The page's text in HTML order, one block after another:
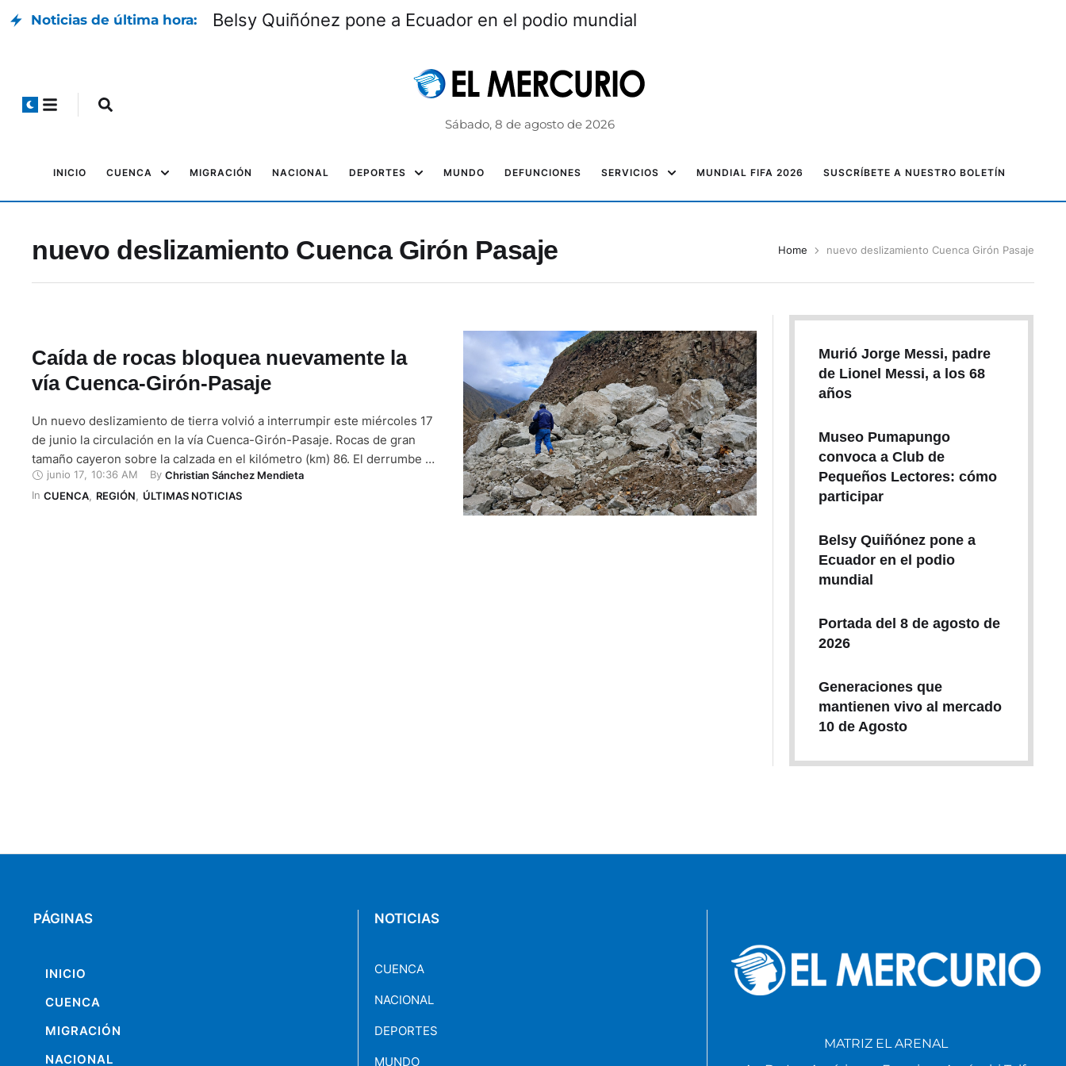
Noticias de última hora: Belsy Quiñónez pone a Ecuador en el podio mundial
Sábado, 8 de agosto de 2026
INICIO CUENCA MIGRACIÓN NACIONAL DEPORTES MUNDO DEFUNCIONES SERVICIOS MUNDIAL FIFA 2026 SUSCRÍBETE A NUESTRO BOLETÍN
nuevo deslizamiento Cuenca Girón Pasaje Home nuevo deslizamiento Cuenca Girón Pasaje
Caída de rocas bloquea nuevamente la
vía Cuenca-Girón-Pasaje
Un nuevo deslizamiento de tierra volvió a interrumpir este miércoles 17
de junio la circulación en la vía Cuenca-Girón-Pasaje. Rocas de gran
tamaño cayeron sobre la calzada en el kilómetro (km) 86. El derrumbe se
produjo en un tramo que había sido despejado previamente por la
maquinaria desplegada en la zona. El Ministerio de Infraestructura …
junio 17 10:36 AM By Christian Sánchez Mendieta
In CUENCA, REGIÓN, ÚLTIMAS NOTICIAS
Murió Jorge Messi, padre
de Lionel Messi, a los 68
años
Museo Pumapungo
convoca a Club de
Pequeños Lectores: cómo
participar
Belsy Quiñónez pone a
Ecuador en el podio
mundial
Portada del 8 de agosto de
2026
Generaciones que
mantienen vivo al mercado
10 de Agosto
PÁGINAS
INICIO
CUENCA
MIGRACIÓN
NACIONAL
NOTICIAS
CUENCA
NACIONAL
DEPORTES
MUNDO
MATRIZ EL ARENAL